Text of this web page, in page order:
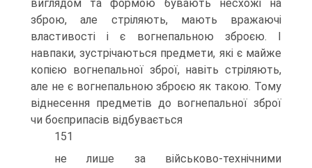
виглядом та формою бувають несхожі на
зброю, але стріляють, мають вражаючі
властивості і є вогнепальною зброєю. І
навпаки, зустрічаються предмети, які є майже
копією вогнепальної зброї, навіть стріляють,
але не є вогнепальною зброєю як такою. Тому
віднесення предметів до вогнепальної зброї
чи боєприпасів відбувається
151
не лише за військово-технічними